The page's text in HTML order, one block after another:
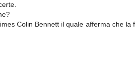
Colin Bennett il quale afferma che la